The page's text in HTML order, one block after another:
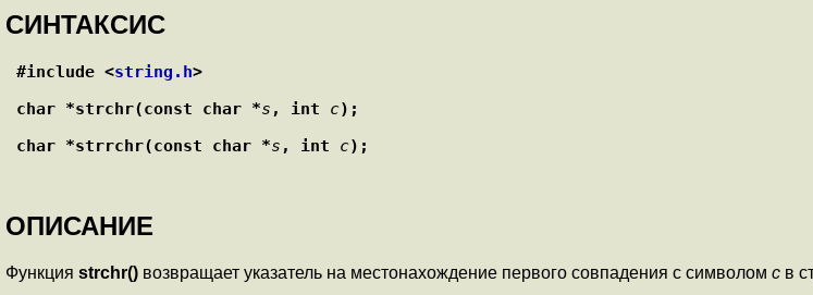
СИНТАКСИС
#include <string.h>
char *strchr(const char *s , int c);
char *strrchr(const char *s , int c);
ОПИСАНИЕ
Функция strchr() возвращает указатель на местонахождение первого совпадения с символом c в